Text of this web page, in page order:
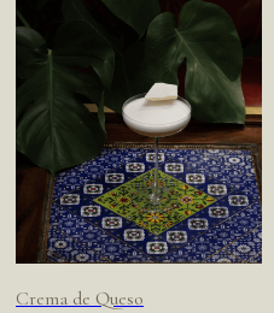
Crema de Queso